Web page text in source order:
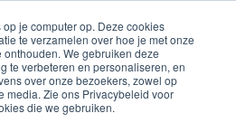
je computer op. Deze cookies
te verzamelen over hoe je met onze
We gebruiken deze
te verbeteren en personaliseren, en
over onze bezoekers, zowel op
media. Zie ons Privacybeleid voor
die we gebruiken.
ontlasting over mijn hond